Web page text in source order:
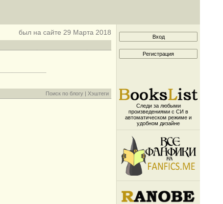
был на сайте 29 Марта 2018
Поиск по блогу | Хэштеги
Следи за любыми
произведениями с СИ в
автоматическом режиме и
удобном дизайне